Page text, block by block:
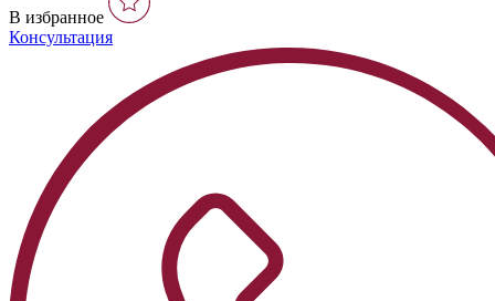
В избранное
Консультация